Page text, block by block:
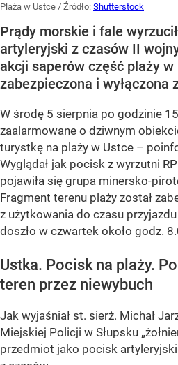
Plaża w Ustce / Źródło: Shutterstock
Prądy morskie i fale
artyleryjski z czasów II
akcji saperów część plaży w
zabezpieczona i wyłączona
W środę 5 sierpnia po godzinie
zaalarmowane o dziwnym
turystkę na plaży w Ustce –
Wyglądał jak pocisk z wyrzutni
pojawiła się grupa minersko-
Fragment terenu plaży został
z użytkowania do czasu
doszło w czwartek około godz.
Ustka. Pocisk na plaży.
teren przez niewybuch
Jak wyjaśniał st. sierż. Michał
Miejskiej Policji w Słupsku
przedmiot jako pocisk